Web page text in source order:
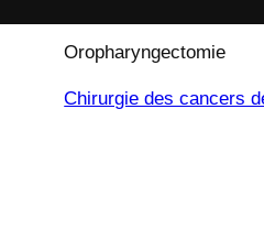
Oropharyngectomie
Chirurgie des cancers